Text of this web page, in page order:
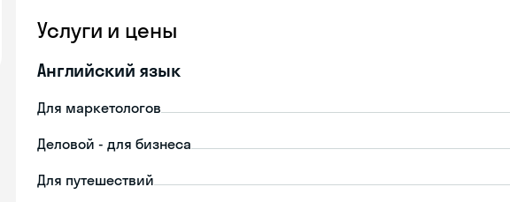
Услуги и цены
Английский язык
Для маркетологов
Деловой - для бизнеса
Для путешествий